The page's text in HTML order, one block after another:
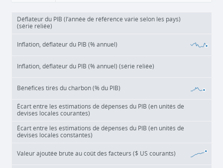
Déflateur du PIB (l’année de référence varie selon les pays)
(série reliée)
Inflation, déflateur du PIB (% annuel)
Inflation, déflateur du PIB (% annuel) (série reliée)
Bénéfices tirés du charbon (% du PIB)
Écart entre les estimations de dépenses du PIB (en unités de
devises locales courantes)
Écart entre les estimations de dépenses du PIB (en unités de
devises locales constantes)
Valeur ajoutée brute au coût des facteurs ($ US courants)